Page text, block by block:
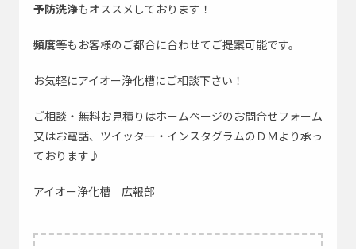
予防洗浄もオススメしております！
頻度等もお客様のご都合に合わせてご提案可能です。
お気軽にアイオー浄化槽にご相談下さい！
ご相談・無料お見積りはホームページのお問合せフォーム
又はお電話、ツイッター・インスタグラムのＤＭより承っ
ております♪
アイオー浄化槽 広報部